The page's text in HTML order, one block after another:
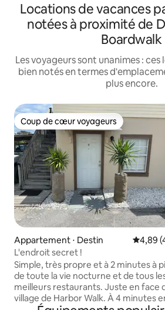
Locations de vacances
notées à proximité de
Boardwalk
Les voyageurs sont unanimes :
bien notés en termes
plus encore.
Coup de cœur voyageurs
Coup de cœur voyageurs
Appartement ⋅ Destin
4,89
L'endroit secret !
Simple, très propre et à 2 minutes à
de toute la vie nocturne et de tous
meilleurs restaurants. Juste en face
village de Harbor Walk. À 4 minutes